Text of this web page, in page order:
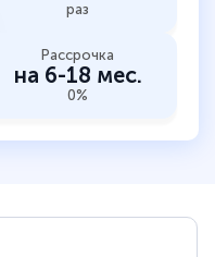
раз
Рассрочка
на 6-18 мес.
0%